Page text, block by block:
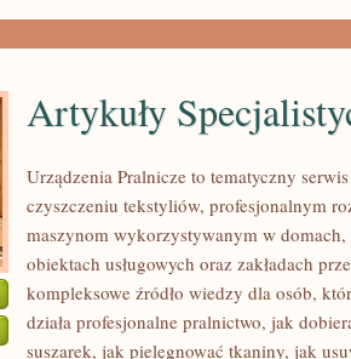
Artykuły
Urządzenia Pralnicze to tematyczny
czyszczeniu tekstyliów, profesjonalnym
maszynom wykorzystywanym w
obiektach usługowych oraz zakładach
kompleksowe źródło wiedzy dla osób,
działa profesjonalne pralnictwo, jak
suszarek, jak pielęgnować tkaniny, jak